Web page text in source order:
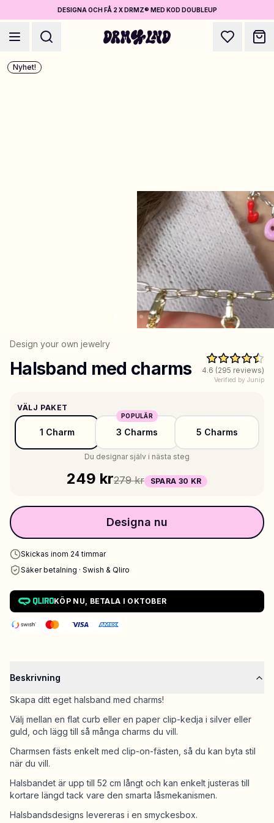
DESIGNA OCH FÅ 2 X DRMZ® MED KOD DOUBLEUP
Välj och blanda – hundratals unika stick-ons
Halsband, armband, bag chains & mer
Massor av berlocker. Hitta dina favoriter.
Alla produkter
Limited Editions
Nyhet!
Design your own jewelry
Halsband med charms 4.6 (295 reviews)
Verified by Junip
VÄLJ PAKET
1 Charm
POPULÄR
3 Charms 5 Charms
Du designar själv i nästa steg
249 kr279 kr SPARA 30 KR
Designa nu
Skickas inom 24 timmar
Säker betalning · Swish & Qliro
KÖP NU, BETALA I OKTOBER
Beskrivning
Skapa ditt eget halsband med charms!
Välj mellan en flat curb eller en paper clip-kedja i silver eller
guld, och lägg till så många charms du vill.
Charmsen fästs enkelt med clip-on-fästen, så du kan byta stil
när du vill.
Halsbandet är upp till 52 cm långt och kan enkelt justeras till
kortare längd tack vare den smarta låsmekanismen.
Halsbandsdesigns levereras i en smyckesbox.